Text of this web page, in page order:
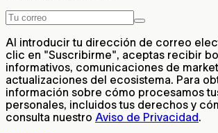
Al introducir tu dirección de correo
clic en "Suscribirme", aceptas recibir
informativos, comunicaciones de
actualizaciones del ecosistema. Para
información sobre cómo procesamos
personales, incluidos tus derechos y
consulta nuestro Aviso de Privacidad.